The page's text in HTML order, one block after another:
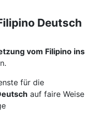
Deutsch
vom Filipino ins
für die
auf faire Weise